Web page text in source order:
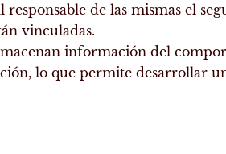
de las mismas el
vinculadas.
información del
lo que permite desarrollar